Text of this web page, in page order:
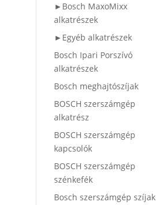
►Bosch MaxoMixx
alkatrészek
►Egyéb alkatrészek
Bosch Ipari Porszívó
alkatrészek
Bosch meghajtószíjak
BOSCH szerszámgép
alkatrész
BOSCH szerszámgép
kapcsolók
BOSCH szerszámgép
szénkefék
Bosch szerszámgép szíjak